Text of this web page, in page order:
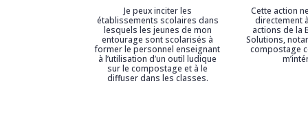
Je peux inciter les
établissements scolaires dans
lesquels les jeunes de mon
entourage sont scolarisés à
former le personnel enseignant
à l’utilisation d’un outil ludique
sur le compostage et à le
diffuser dans les classes.
Cette action
directement
actions de la
Solutions,
compostage